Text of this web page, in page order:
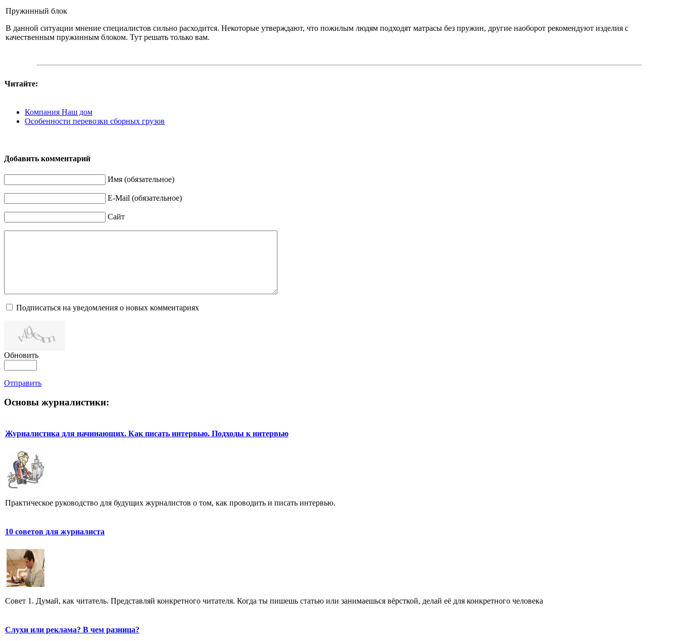
Пружинный блок
В данной ситуации мнение специалистов сильно расходится. Некоторые утверждают, что пожилым людям подходят матрасы без пружин, другие наоборот рекомендуют изделия с
качественным пружинным блоком. Тут решать только вам.
Читайте:
Компания Наш дом
Особенности перевозки сборных грузов
Добавить комментарий
Имя (обязательное)
E-Mail (обязательное)
Сайт
Подписаться на уведомления о новых комментариях
Обновить
Отправить
Основы журналистики:
Журналистика для начинающих. Как писать интервью. Подходы к интервью
Практическое руководство для будущих журналистов о том, как проводить и писать интервью.
10 советов для журналиста
Совет 1. Думай, как читатель. Представляй конкретного читателя. Когда ты пишешь статью или занимаешься вёрсткой, делай её для конкретного человека
Слухи или реклама? В чем разница?